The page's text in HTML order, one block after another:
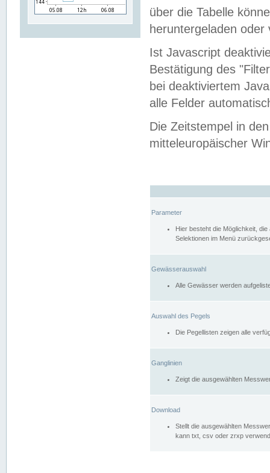
über die Tabelle
heruntergeladen oder
Ist Javascript
Bestätigung des
bei deaktiviertem
alle Felder
Die Zeitstempel in
mitteleuropäischer
Parameter
Hier besteht die Möglichkeit,
Selektionen im Menü
Gewässerauswahl
Alle Gewässer werden
Auswahl des Pegels
Die Pegellisten zeigen alle
Ganglinien
Zeigt die ausgewählten
Download
Stellt die ausgewählten
kann txt, csv oder zrxp